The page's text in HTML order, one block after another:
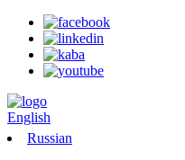
English
Russian